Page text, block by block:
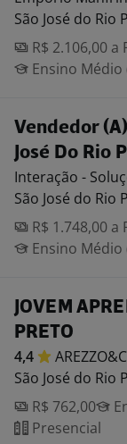
São José do Rio
R$ 2.106,00 a
Ensino Médio
Vendedor
José Do Rio
Interação -
São José do Rio
R$ 1.748,00 a
Ensino Médio
JOVEM
PRETO
4,4
São José do Rio
R$ 762,00
Presencial